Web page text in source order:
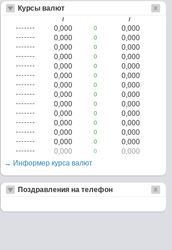
Курсы валют
/ /
0,000 0
0,000
0,000
0
0,000
0,000
0
0,000
0,000
0
0,000
0,000
0
0,000
0,000
0
0,000
0,000
0
0,000
0,000
0
0,000
0,000
0
0,000
0,000
0
0,000
0,000
0
0,000
0,000
0
0,000
0,000
0
0,000
0,000
0
0,000
→ Информер курса валют
Поздравления на телефон